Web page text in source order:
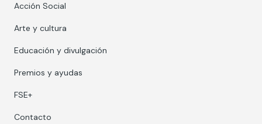
Acción Social
Arte y cultura
Educación y divulgación
Premios y ayudas
FSE+
Contacto